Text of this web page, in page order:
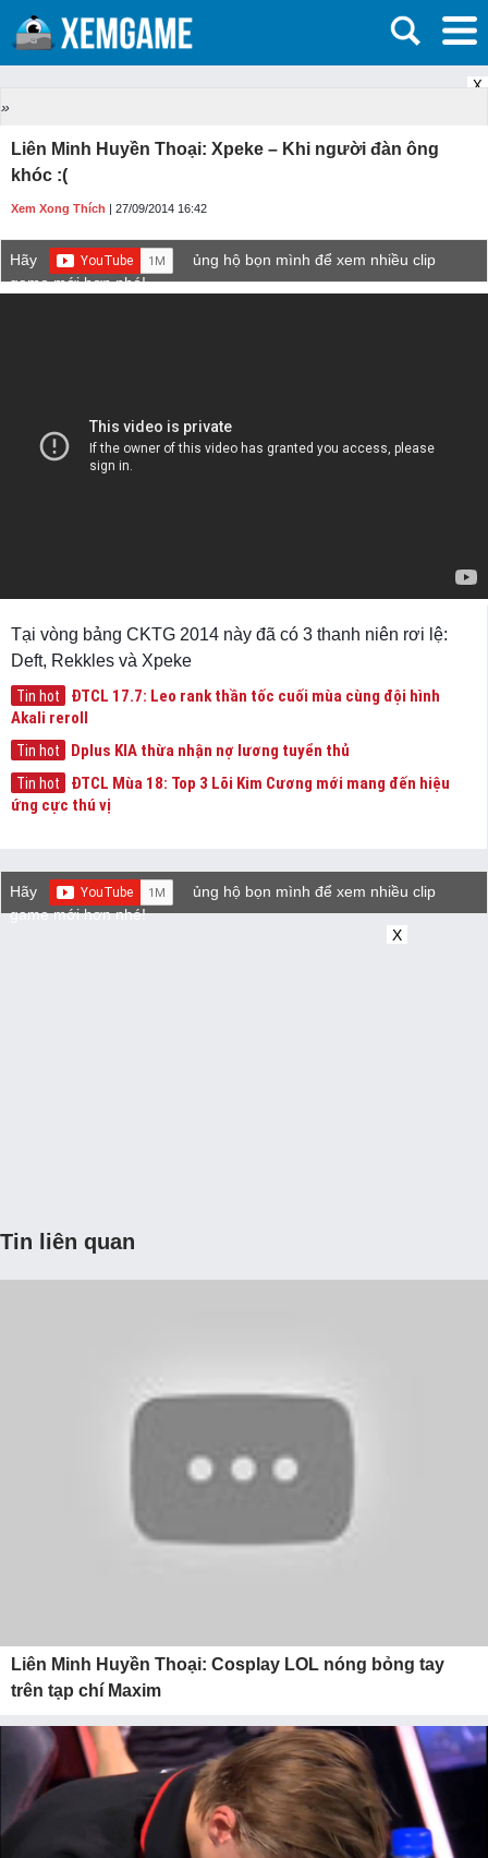
X
»
Liên Minh Huyền Thoại: Xpeke – Khi người đàn ông
khóc :(
Xem Xong Thích | 27/09/2014 16:42
Hãy
ủng hộ bọn mình để xem nhiều clip
game mới hơn nhé!
Tại vòng bảng CKTG 2014 này đã có 3 thanh niên rơi lệ:
Deft, Rekkles và Xpeke
Tin hot
ĐTCL 17.7: Leo rank thần tốc cuối mùa cùng đội hình
Akali reroll
Tin hot Dplus KIA thừa nhận nợ lương tuyển thủ
Tin hot
ĐTCL Mùa 18: Top 3 Lõi Kim Cương mới mang đến hiệu
ứng cực thú vị
Hãy
ủng hộ bọn mình để xem nhiều clip
game mới hơn nhé!
X
Tin liên quan
Liên Minh Huyền Thoại: Cosplay LOL nóng bỏng tay
trên tạp chí Maxim